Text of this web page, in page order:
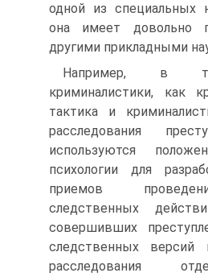
одной из специальных
она имеет довольно
другими прикладными
Например, в
криминалистики, как
тактика и
расследования
используются
психологии для
приемов
следственных
совершивших
следственных версий
расследования